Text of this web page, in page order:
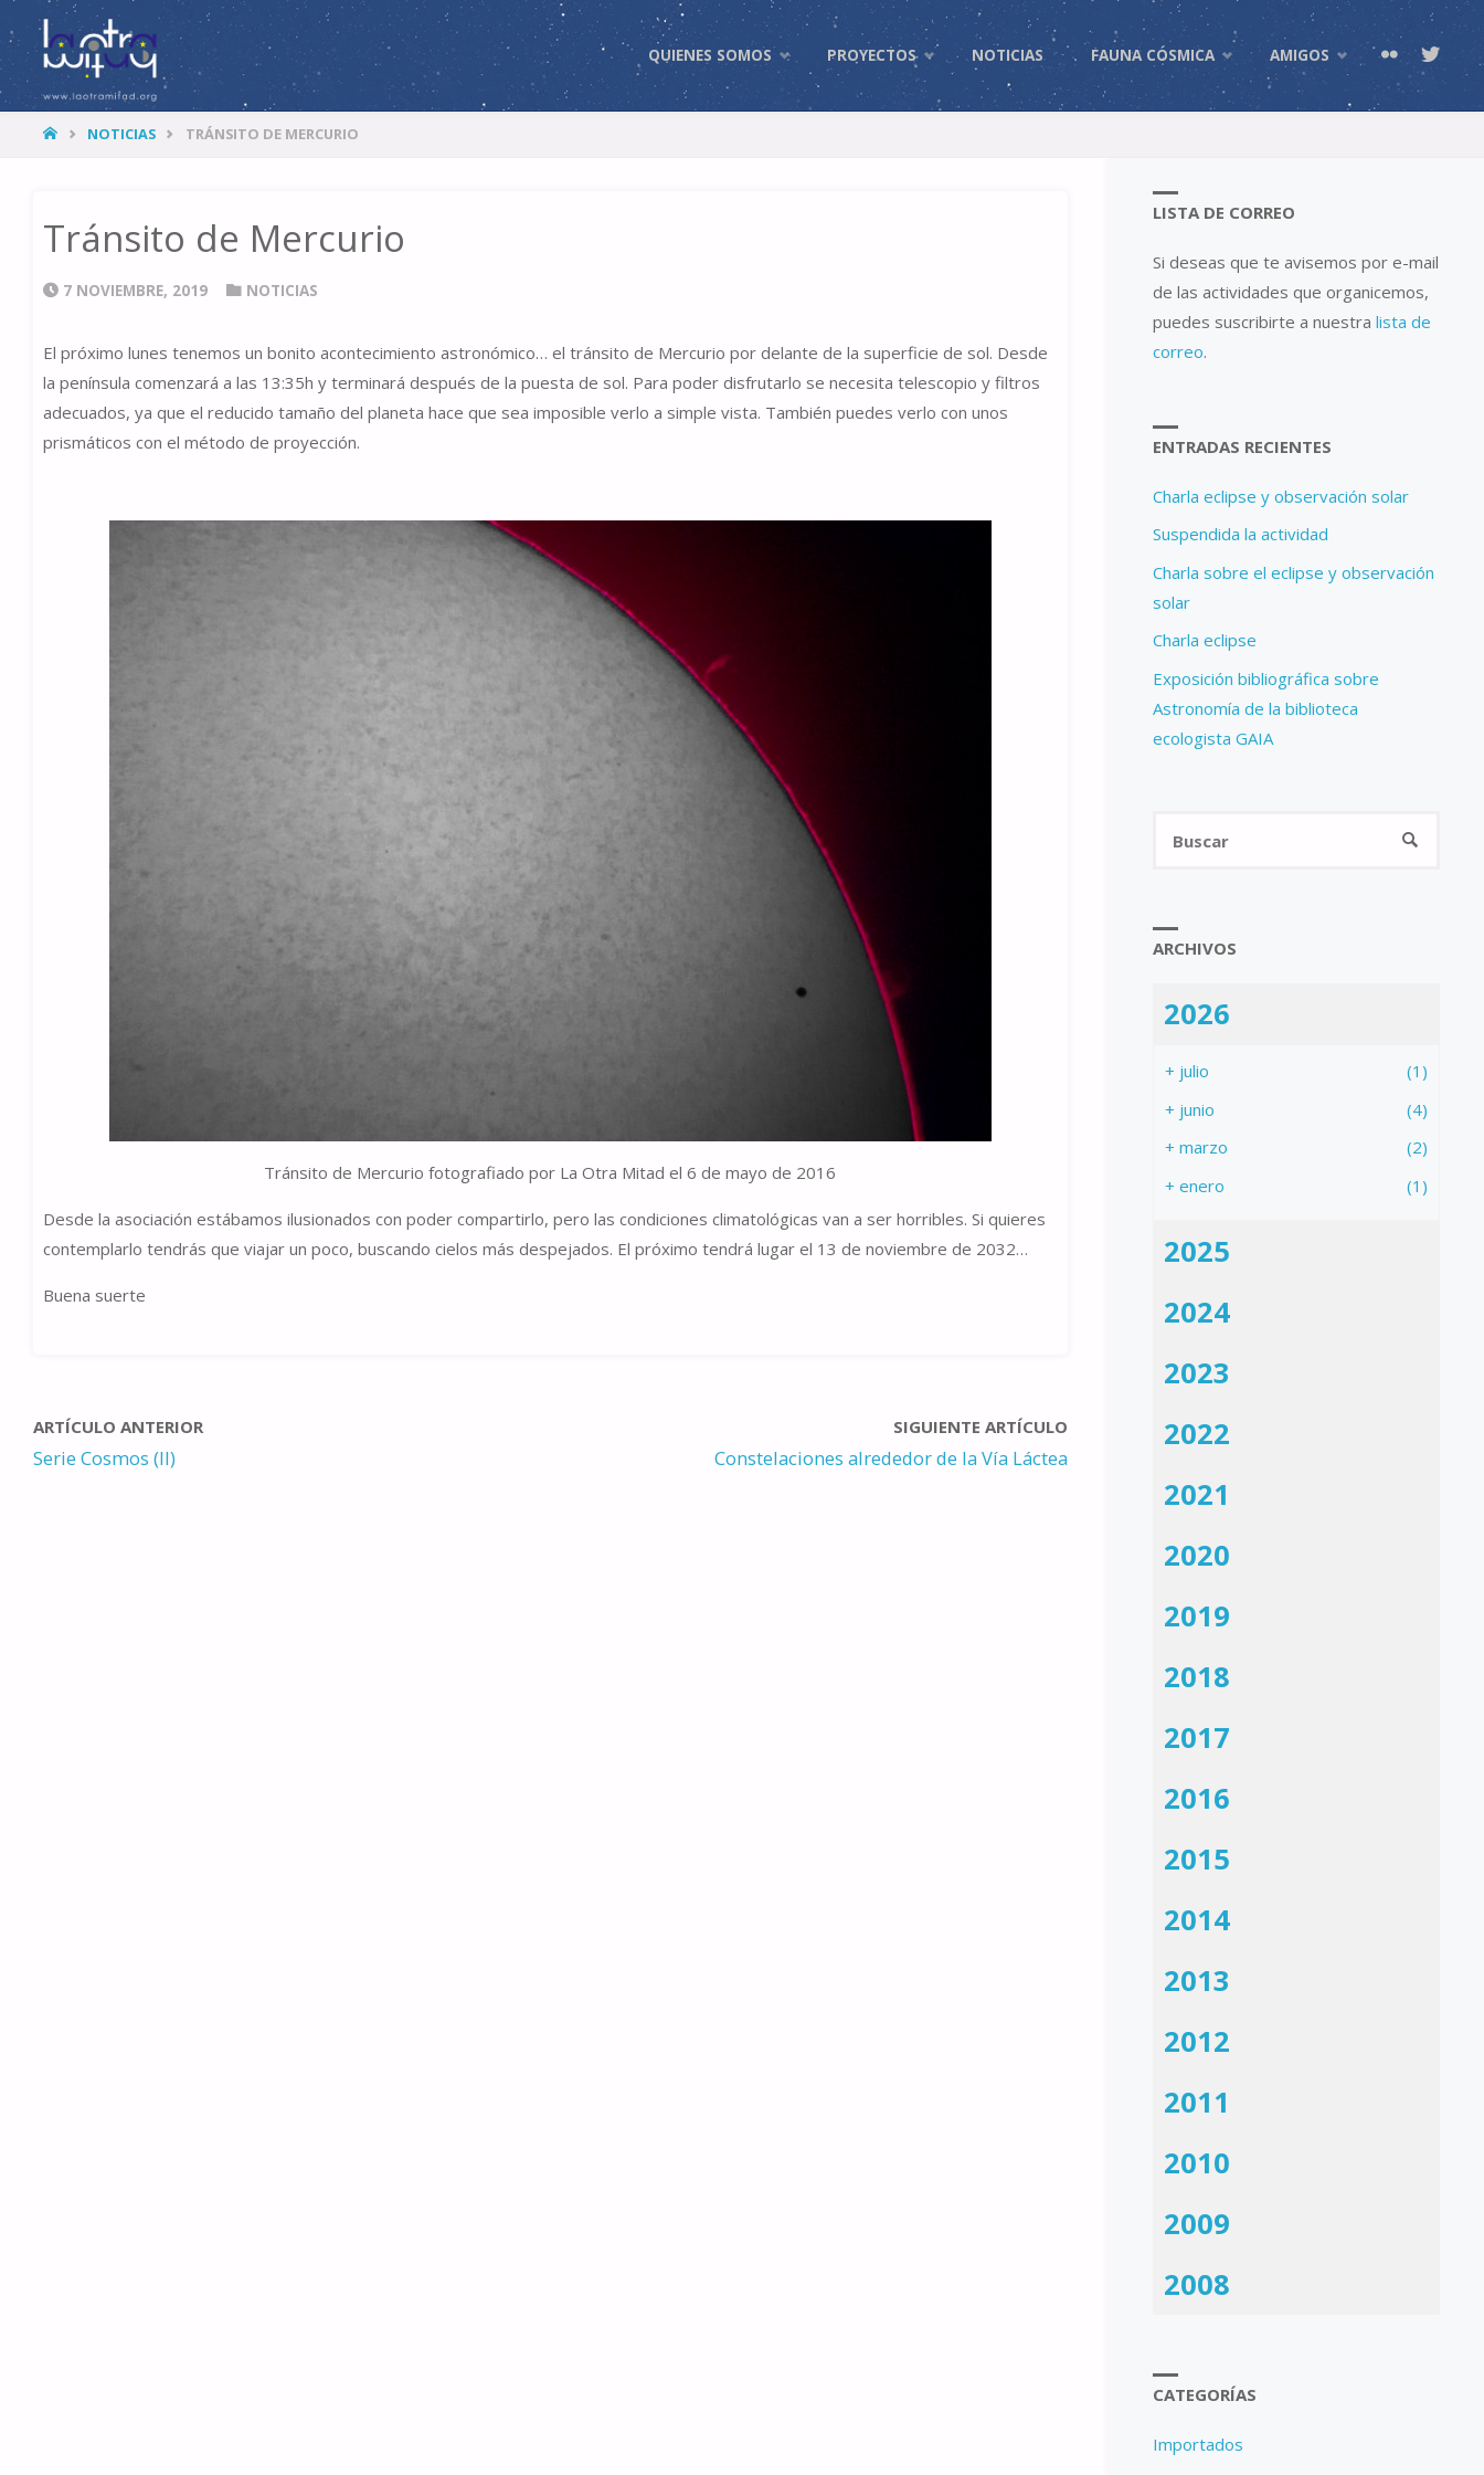
LA
OTRA
MITAD
Skip
to
QUIENES SOMOS PROYECTOS NOTICIAS FAUNA CÓSMICA AMIGOS
HOMENOTICIAS TRÁNSITO DE MERCURIO
Tránsito de Mercurio
7 NOVIEMBRE, 2019 NOTICIAS
El próximo lunes tenemos un bonito acontecimiento astronómico… el tránsito de Mercurio por delante de la superficie de sol. Desde
la península comenzará a las 13:35h y terminará después de la puesta de sol. Para poder disfrutarlo se necesita telescopio y filtros
adecuados, ya que el reducido tamaño del planeta hace que sea imposible verlo a simple vista. También puedes verlo con unos
prismáticos con el método de proyección.
Tránsito de Mercurio fotografiado por La Otra Mitad el 6 de mayo de 2016
Desde la asociación estábamos ilusionados con poder compartirlo, pero las condiciones climatológicas van a ser horribles. Si quieres
contemplarlo tendrás que viajar un poco, buscando cielos más despejados. El próximo tendrá lugar el 13 de noviembre de 2032…
Buena suerte
ARTÍCULO ANTERIOR
Serie Cosmos (II)
SIGUIENTE ARTÍCULO
Constelaciones alrededor de la Vía Láctea
LISTA DE CORREO
Si deseas que te avisemos por e-mail
de las actividades que organicemos,
puedes suscribirte a nuestralista de
correo.
ENTRADAS RECIENTES
Charla eclipse y observación solar
Suspendida la actividad
Charla sobre el eclipse y observación
solar
Charla eclipse
Exposición bibliográfica sobre
Astronomía de la biblioteca
ecologista GAIA
BUSCAR
ARCHIVOS
2026
+ julio
(1)
+ junio
(4)
+ marzo
(2)
+ enero (1)
2025
2024
2023
2022
2021
2020
2019
2018
2017
2016
2015
2014
2013
2012
2011
2010
2009
2008
CATEGORÍAS
Importados